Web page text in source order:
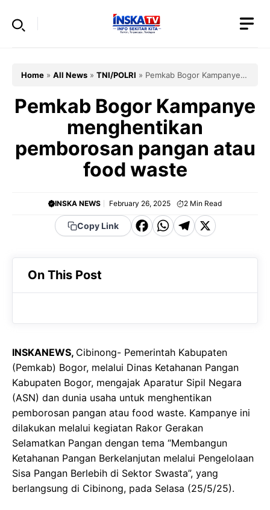
Home » All News » TNI/POLRI » Pemkab Bogor Kampanye
Pemkab Bogor Kampanye
menghentikan
pemborosan pangan atau
food waste
INSKA NEWS February 26, 2025 2 Min Read
Copy Link
F
c
o
k
W
a
A
p
p
T
e
a
m
X
On This Post
INSKANEWS, Cibinong- Pemerintah Kabupaten
(Pemkab) Bogor, melalui Dinas Ketahanan Pangan
Kabupaten Bogor, mengajak Aparatur Sipil Negara
(ASN) dan dunia usaha untuk menghentikan
pemborosan pangan atau food waste. Kampanye ini
dilakukan melalui kegiatan Rakor Gerakan
Selamatkan Pangan dengan tema “Membangun
Ketahanan Pangan Berkelanjutan melalui Pengelolaan
Sisa Pangan Berlebih di Sektor Swasta”, yang
berlangsung di Cibinong, pada Selasa (25/5/25).